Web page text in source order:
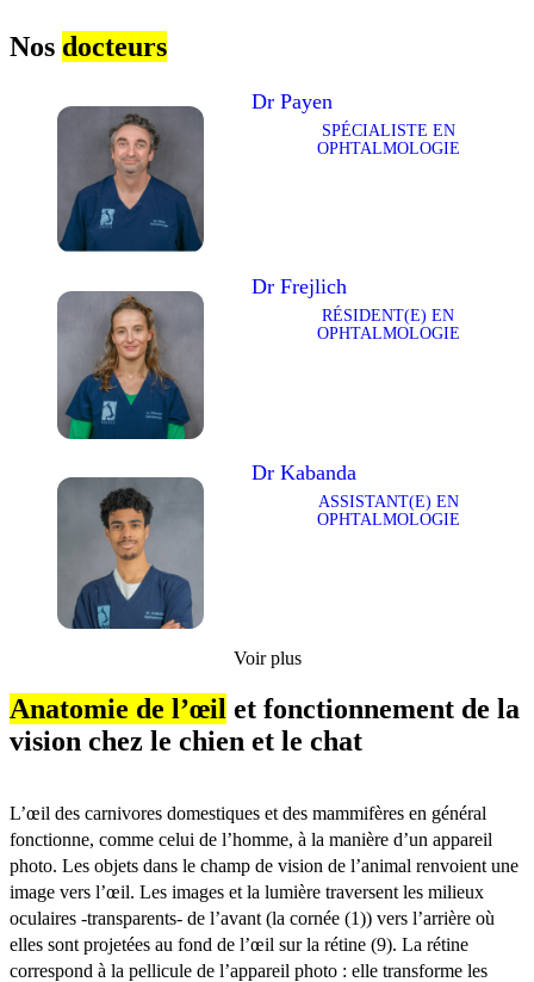
Nos docteurs
Dr Payen
SPÉCIALISTE EN
OPHTALMOLOGIE
Dr Frejlich
RÉSIDENT(E) EN
OPHTALMOLOGIE
Dr Kabanda
ASSISTANT(E) EN
OPHTALMOLOGIE
Voir plus
Anatomie de l’œil et fonctionnement de la
vision chez le chien et le chat
L’œil des carnivores domestiques et des mammifères en général
fonctionne, comme celui de l’homme, à la manière d’un appareil
photo. Les objets dans le champ de vision de l’animal renvoient une
image vers l’œil. Les images et la lumière traversent les milieux
oculaires -transparents- de l’avant (la cornée (1)) vers l’arrière où
elles sont projetées au fond de l’œil sur la rétine (9). La rétine
correspond à la pellicule de l’appareil photo : elle transforme les